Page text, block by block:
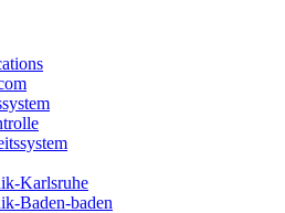
Karlsruhe
Baden-baden